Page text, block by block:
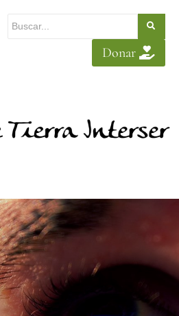
Donar